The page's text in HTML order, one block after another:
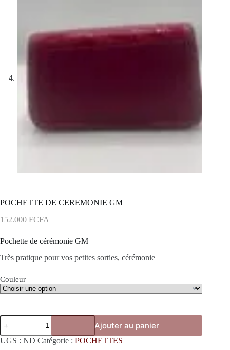
POCHETTE DE CEREMONIE GM
152.000 FCFA
Pochette de cérémonie GM
Très pratique pour vos petites sorties, cérémonie
Couleur
quantité
de
POCHETTE
DE
Ajouter au panier
UGS : ND Catégorie : POCHETTES